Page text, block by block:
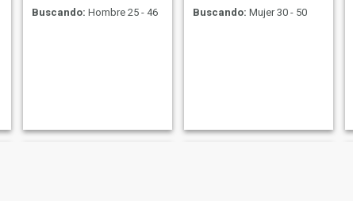
Buscando: Hombre 25 - 46
Buscando: Mujer 30 - 50